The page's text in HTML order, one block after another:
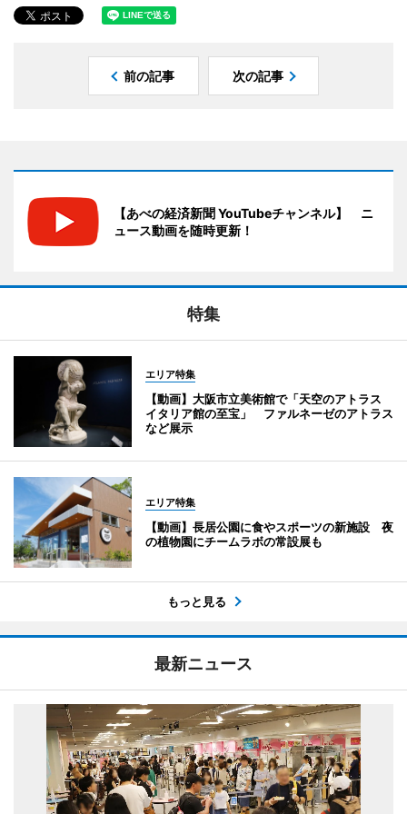
前の記事 次の記事
【あべの経済新聞 YouTubeチャンネル】 ニ
ュース動画を随時更新！
特集
エリア特集
【動画】大阪市立美術館で「天空のアトラス
イタリア館の至宝」 ファルネーゼのアトラス
など展示
エリア特集
【動画】長居公園に食やスポーツの新施設 夜
の植物園にチームラボの常設展も
もっと見る
最新ニュース